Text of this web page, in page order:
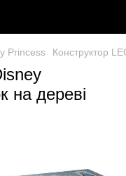
Princess Конструктор
на дереві